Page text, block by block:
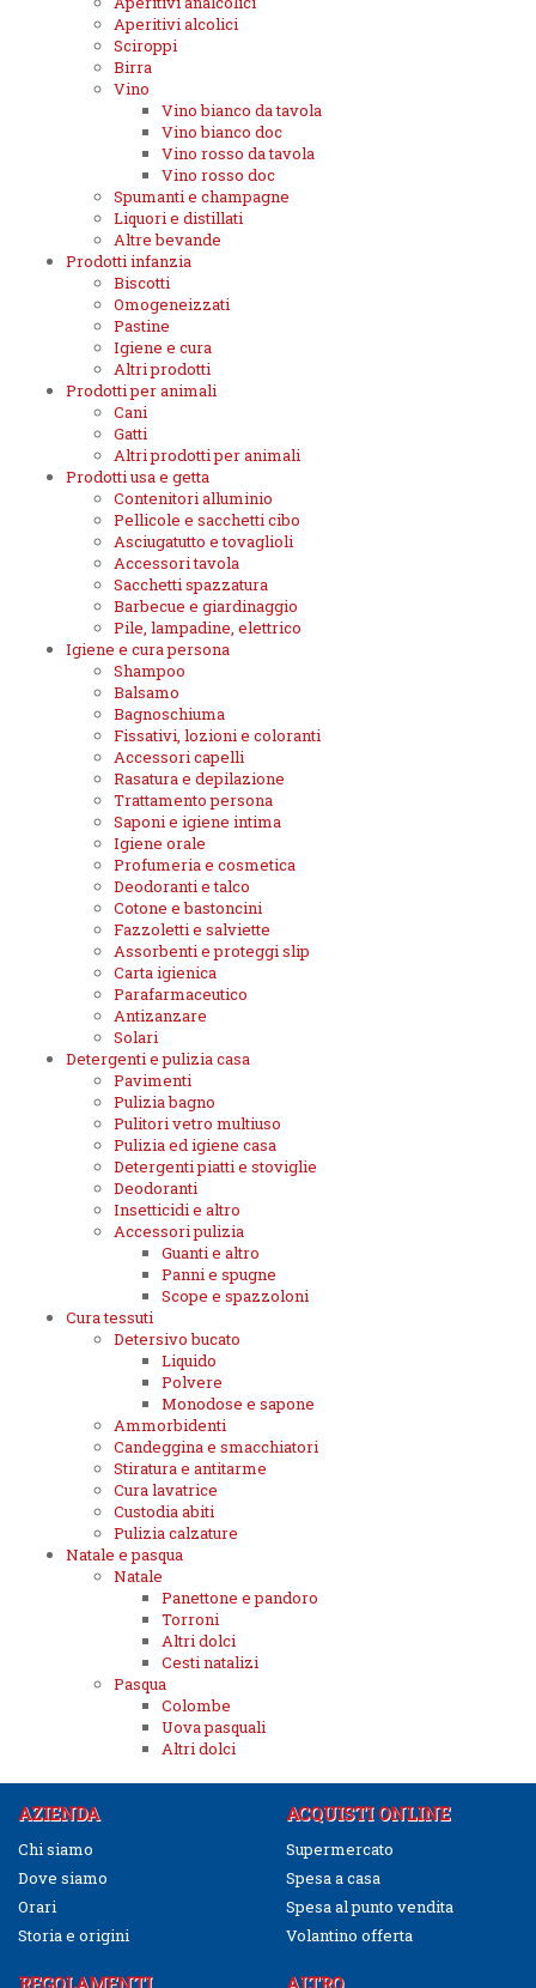
Aperitivi alcolici
Sciroppi
Birra
Vino
Vino bianco da tavola
Vino bianco doc
Vino rosso da tavola
Vino rosso doc
Spumanti e champagne
Liquori e distillati
Altre bevande
Prodotti infanzia
Biscotti
Omogeneizzati
Pastine
Igiene e cura
Altri prodotti
Prodotti per animali
Cani
Gatti
Altri prodotti per animali
Prodotti usa e getta
Contenitori alluminio
Pellicole e sacchetti cibo
Asciugatutto e tovaglioli
Accessori tavola
Sacchetti spazzatura
Barbecue e giardinaggio
Pile, lampadine, elettrico
Igiene e cura persona
Shampoo
Balsamo
Bagnoschiuma
Fissativi, lozioni e coloranti
Accessori capelli
Rasatura e depilazione
Trattamento persona
Saponi e igiene intima
Igiene orale
Profumeria e cosmetica
Deodoranti e talco
Cotone e bastoncini
Fazzoletti e salviette
Assorbenti e proteggi slip
Carta igienica
Parafarmaceutico
Antizanzare
Solari
Detergenti e pulizia casa
Pavimenti
Pulizia bagno
Pulitori vetro multiuso
Pulizia ed igiene casa
Detergenti piatti e stoviglie
Deodoranti
Insetticidi e altro
Accessori pulizia
Guanti e altro
Panni e spugne
Scope e spazzoloni
Cura tessuti
Detersivo bucato
Liquido
Polvere
Monodose e sapone
Ammorbidenti
Candeggina e smacchiatori
Stiratura e antitarme
Cura lavatrice
Custodia abiti
Pulizia calzature
Natale e pasqua
Natale
Panettone e pandoro
Torroni
Altri dolci
Cesti natalizi
Pasqua
Colombe
Uova pasquali
Altri dolci
AZIENDA
Chi siamo
Dove siamo
Orari
Storia e origini
ACQUISTI ONLINE
Supermercato
Spesa a casa
Spesa al punto vendita
Volantino offerta